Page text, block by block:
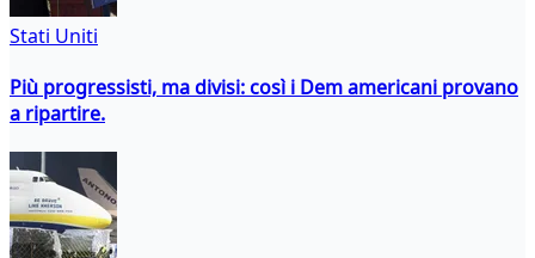
Stati Uniti
Più progressisti, ma divisi: così i Dem americani provano
a ripartire.